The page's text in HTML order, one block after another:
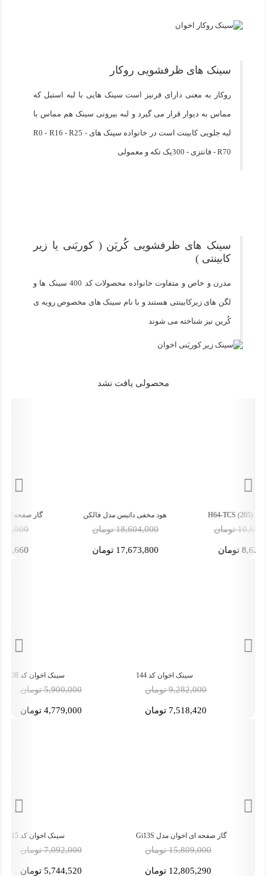
سینک های ظرفشویی روکار
روکار به معنی دارای قرنیز است سینک هایی با لبه استیل که
مماس به دیوار قرار می گیرد و لبه بیرونی سینک هم مماس با
لبه جلویی کابینت است در خانواده سینک های R0 - R16 - R25 -
R70 - فانتزی - 300یک تکه و معمولی
سینک های ظرفشویی کُریَن ( کوریَنی یا زیر
کابینتی )
مدرن و خاص و متفاوت خانواده محصولات کد 400 سینک ها و
لگن های زیرکابینتی هستند و با نام سینک های مخصوص رویه ی
کُرین نیز شناخته می شوند
محصولی یافت نشد
هود مخفی داتیس مدل فالکن گاز صفحه ای اخوان مدل G26
سینک اخوان کد 38
5,900,000 تومان
4,779,000 تومان
هود اخوان مدل H64-TW (214)
9,644,000 تومان
7,811,640 تومان
سینک اخوان کد 15
-19%
7,092,000 تومان
5,744,520 تومان
سینک اخوان توکار مدل 600S
-19%
14,587,000 تومان
11,815,470 تومان
-5%
-19%